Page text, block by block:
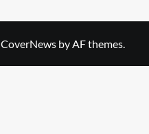
CoverNewsby AF themes.